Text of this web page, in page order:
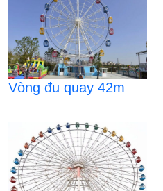
Vòng đu quay 42m